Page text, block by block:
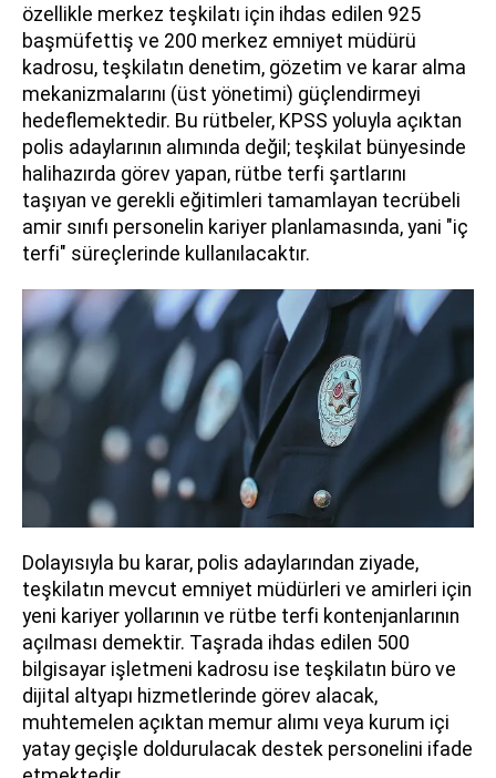
özellikle merkez teşkilatı için ihdas edilen 925
başmüfettiş ve 200 merkez emniyet müdürü
kadrosu, teşkilatın denetim, gözetim ve karar alma
mekanizmalarını (üst yönetimi) güçlendirmeyi
hedeflemektedir. Bu rütbeler, KPSS yoluyla açıktan
polis adaylarının alımında değil; teşkilat bünyesinde
halihazırda görev yapan, rütbe terfi şartlarını
taşıyan ve gerekli eğitimleri tamamlayan tecrübeli
amir sınıfı personelin kariyer planlamasında, yani "iç
terfi" süreçlerinde kullanılacaktır.
Dolayısıyla bu karar, polis adaylarından ziyade,
teşkilatın mevcut emniyet müdürleri ve amirleri için
yeni kariyer yollarının ve rütbe terfi kontenjanlarının
açılması demektir. Taşrada ihdas edilen 500
bilgisayar işletmeni kadrosu ise teşkilatın büro ve
dijital altyapı hizmetlerinde görev alacak,
muhtemelen açıktan memur alımı veya kurum içi
yatay geçişle doldurulacak destek personelini ifade